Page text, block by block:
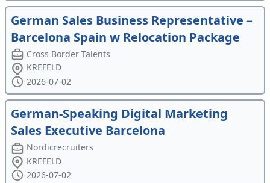
German Sales Business Representative –
Barcelona Spain w Relocation Package
Cross Border Talents
KREFELD
2026-07-02
German-Speaking Digital Marketing
Sales Executive Barcelona
Nordicrecruiters
KREFELD
2026-07-02